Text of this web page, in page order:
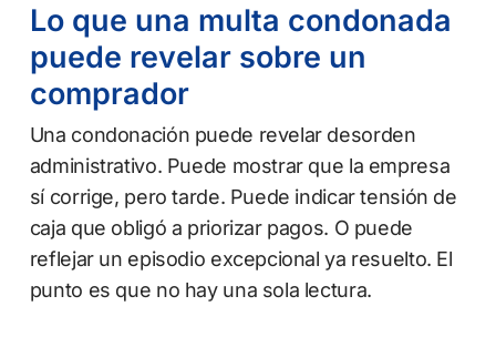
Lo que una multa condonada
puede revelar sobre un
comprador
Una condonación puede revelar desorden
administrativo. Puede mostrar que la empresa
sí corrige, pero tarde. Puede indicar tensión de
caja que obligó a priorizar pagos. O puede
reflejar un episodio excepcional ya resuelto. El
punto es que no hay una sola lectura.